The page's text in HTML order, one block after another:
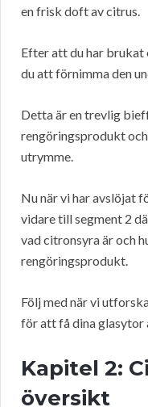
en frisk doft av citrus.
Efter att du har
du att förnimma den
Detta är en trevlig
rengöringsprodukt
utrymme.
Nu när vi har avslöjat
vidare till segment 2
vad citronsyra är och
rengöringsprodukt.
Följ med när vi
för att få dina glasytor
Kapitel 2:
översikt